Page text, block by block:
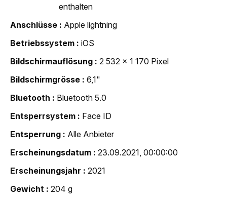
enthalten
Anschlüsse
Apple lightning
Betriebssystem
iOS
Bildschirmauflösung
2 532 x 1 170 Pixel
Bildschirmgrösse
6,1"
Bluetooth
Bluetooth 5.0
Entsperrsystem
Face ID
Entsperrung
Alle Anbieter
Erscheinungsdatum
23.09.2021, 00:00:00
Erscheinungsjahr
2021
Gewicht
204 g